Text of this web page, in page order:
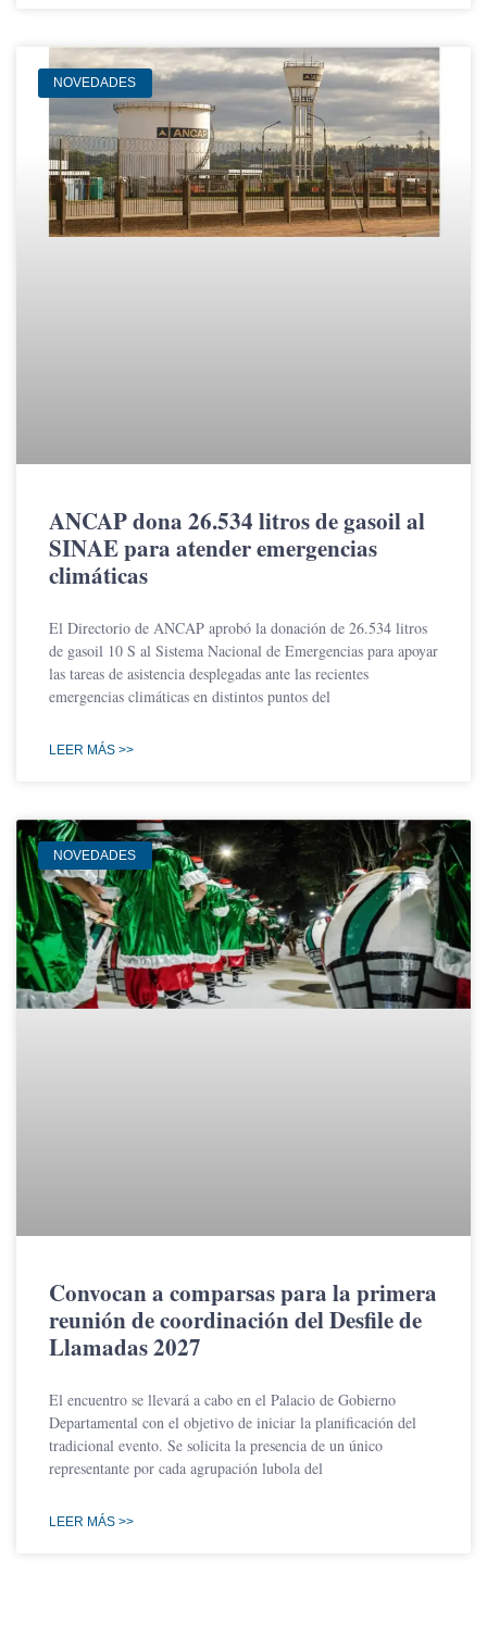
NOVEDADES
ANCAP dona 26.534 litros de gasoil al
SINAE para atender emergencias
climáticas
El Directorio de ANCAP aprobó la donación de 26.534 litros
de gasoil 10 S al Sistema Nacional de Emergencias para apoyar
las tareas de asistencia desplegadas ante las recientes
emergencias climáticas en distintos puntos del
LEER MÁS >>
NOVEDADES
Convocan a comparsas para la primera
reunión de coordinación del Desfile de
Llamadas 2027
El encuentro se llevará a cabo en el Palacio de Gobierno
Departamental con el objetivo de iniciar la planificación del
tradicional evento. Se solicita la presencia de un único
representante por cada agrupación lubola del
LEER MÁS >>